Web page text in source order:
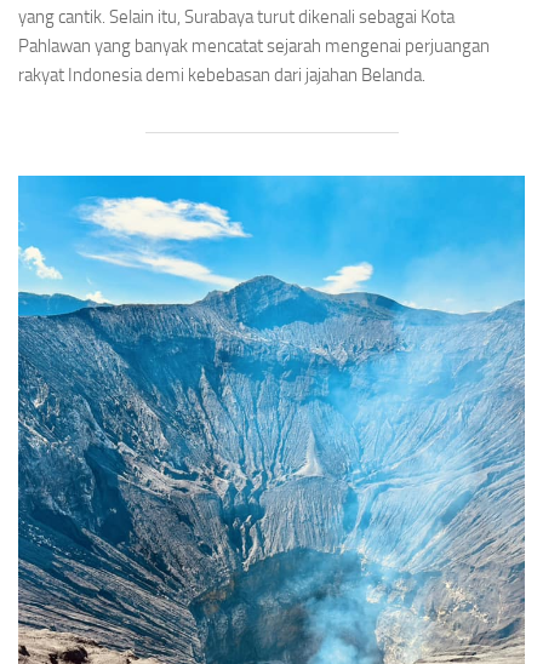
yang cantik. Selain itu, Surabaya turut dikenali sebagai Kota
Pahlawan yang banyak mencatat sejarah mengenai perjuangan
rakyat Indonesia demi kebebasan dari jajahan Belanda.